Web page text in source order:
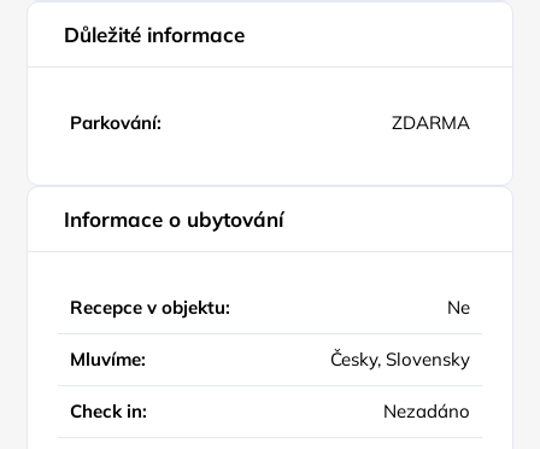
Důležité informace
Parkování: ZDARMA
Informace o ubytování
Recepce v objektu: Ne
Mluvíme: Česky, Slovensky
Check in: Nezadáno